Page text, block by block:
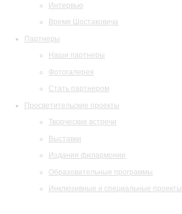
Интервью
Время Шостаковича
Партнеры
Наши партнеры
Фотогалерея
Стать партнером
Просветительские проекты
Творческие встречи
Выставки
Издания филармонии
Образовательные программы
Инклюзивные и специальные проекты